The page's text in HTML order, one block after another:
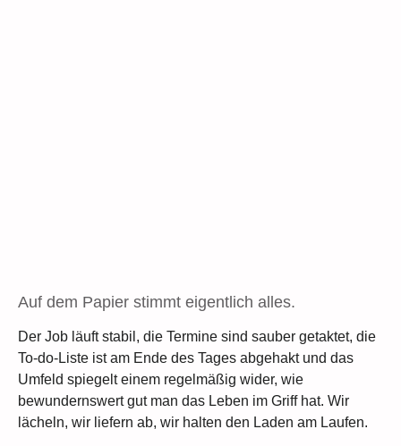
Auf dem Papier stimmt eigentlich alles.
Der Job läuft stabil, die Termine sind sauber getaktet, die
To-do-Liste ist am Ende des Tages abgehakt und das
Umfeld spiegelt einem regelmäßig wider, wie
bewundernswert gut man das Leben im Griff hat. Wir
lächeln, wir liefern ab, wir halten den Laden am Laufen.